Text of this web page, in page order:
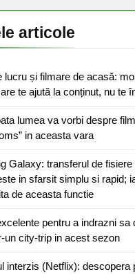
articole
lucru și filmare de acasă:
te ajută la conținut, nu te
lumea va vorbi despre
in aceasta vara
Galaxy: transferul de fisiere
in sfarsit simplu si rapid;
de aceasta functie
pentru a indrazni sa
un city-trip in acest sezon
interzis (Netflix): descopera